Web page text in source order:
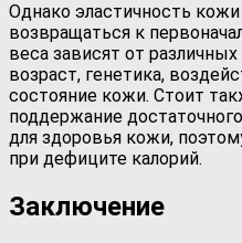
Однако эластичность
возвращаться к
веса зависят от
возраст, генетика,
состояние кожи. Стоит
поддержание
для здоровья кожи,
при дефиците калорий.
Заключение